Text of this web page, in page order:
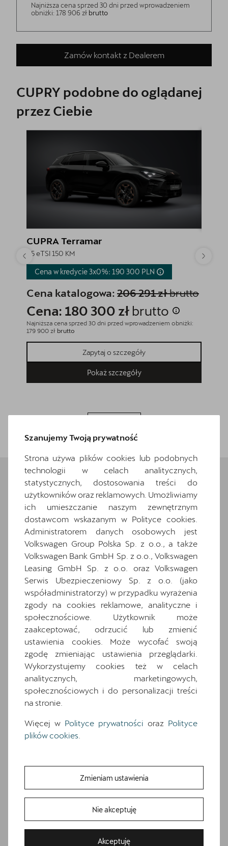
Najniższa cena sprzed 30 dni przed wprowadzeniem
obniżki: 178 906 zł brutto
Zamów kontakt z Dealerem
CUPRY podobne do oglądanej
przez Ciebie
CUPRA Terramar
1.5 eTSI 150 KM
Cena w kredycie 3x0%: 190 300 PLN
Cena katalogowa: 206 291 złbrutto
Cena: 180 300 zł brutto
Najniższa cena sprzed 30 dni przed wprowadzeniem obniżki:
179 900 zł brutto
Zapytaj o szczegóły
Pokaż szczegóły
1.5
Wybrane elementy
wyposażenia
Ten samochód bazuje na wersjiTerramar .
Zapoznaj się z wybranymi elementami jego
wyposażenia. O pełną specyfikację zapytaj
dealera.
Wyposażenie standardowe
Wyposażenie dodatkowe i pakiety
18-calowe felgi aluminiowe ATOMIC
2 gniazda USB typu C z przodu i 2 typu C z
tyłu
7 poduszek powietrznych (2 przednie, 2
boczne, 2 kurtyny powietrzne, poduszka
centralna)
8 głośników
Awaryjne wspomaganie kierowaniem i
asystent skrętu
Extended pedestrian protection
Funkcja świateł autostradowych
Gniazdo 12V z przodu i 230V w bagażniku
Hamulce tarczowe z przodu
Informacje o oponach
Szanujemy Twoją prywatność
Strona używa plików cookies lub podobnych
technologii w celach analitycznych,
statystycznych, dostosowania treści do
użytkowników oraz reklamowych. Umożliwiamy
ich umieszczanie naszym zewnętrznym
dostawcom wskazanym w Polityce cookies.
Administratorem danych osobowych jest
Volkswagen Group Polska Sp. z o.o., a także
Volkswagen Bank GmbH Sp. z o.o., Volkswagen
Leasing GmbH Sp. z o.o. oraz Volkswagen
Serwis Ubezpieczeniowy Sp. z o.o. (jako
współadministratorzy) w przypadku wyrażenia
zgody na cookies reklamowe, analityczne i
społecznościowe. Użytkownik może
zaakceptować, odrzucić lub zmienić
ustawienia cookies. Może wycofać swoją
zgodę zmieniając ustawienia przeglądarki.
Wykorzystujemy cookies też w celach
analitycznych, marketingowych,
społecznościowych i do personalizacji treści
na stronie.
Więcej w Polityce prywatności oraz Polityce
plików cookies
Zmieniam ustawienia
Nie akceptuję
Akceptuję